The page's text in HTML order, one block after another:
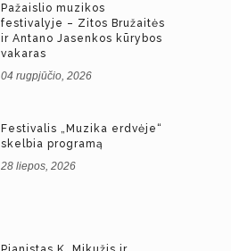
Pažaislio muzikos
festivalyje – Zitos Bružaitės
ir Antano Jasenkos kūrybos
vakaras
04 rugpjūčio, 2026
Festivalis „Muzika erdvėje“
skelbia programą
28 liepos, 2026